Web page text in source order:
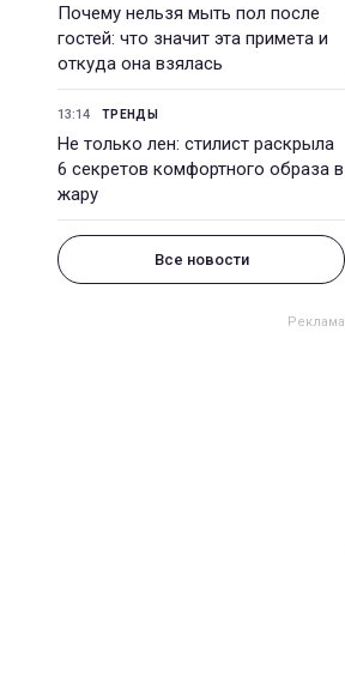
Почему нельзя мыть пол после
гостей: что значит эта примета и
откуда она взялась
13:14 ТРЕНДЫ
Не только лен: стилист раскрыла
6 секретов комфортного образа в
жару
Все новости